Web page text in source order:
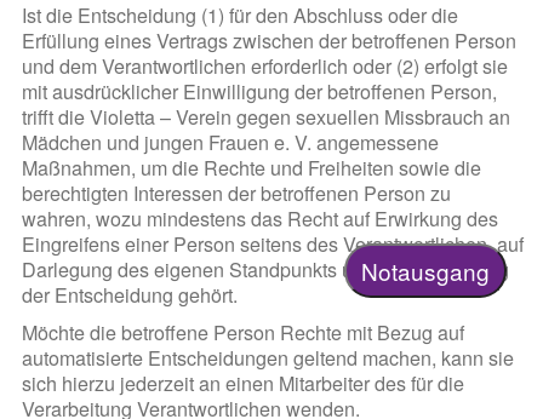
Notausgang
Ist die Entscheidung (1) für den Abschluss oder die
Erfüllung eines Vertrags zwischen der betroffenen Person
und dem Verantwortlichen erforderlich oder (2) erfolgt sie
mit ausdrücklicher Einwilligung der betroffenen Person,
trifft die Violetta – Verein gegen sexuellen Missbrauch an
Mädchen und jungen Frauen e. V. angemessene
Maßnahmen, um die Rechte und Freiheiten sowie die
berechtigten Interessen der betroffenen Person zu
wahren, wozu mindestens das Recht auf Erwirkung des
Eingreifens einer Person seitens des Verantwortlichen, auf
Darlegung des eigenen Standpunkts und auf Anfechtung
der Entscheidung gehört.
Möchte die betroffene Person Rechte mit Bezug auf
automatisierte Entscheidungen geltend machen, kann sie
sich hierzu jederzeit an einen Mitarbeiter des für die
Verarbeitung Verantwortlichen wenden.